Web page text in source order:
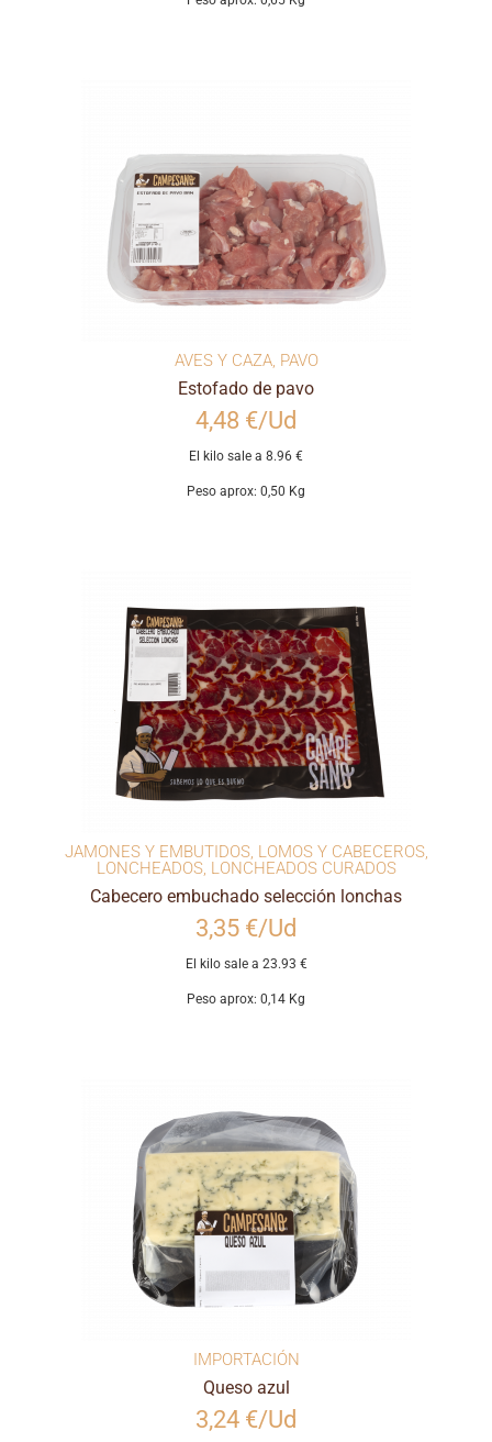
AVES Y CAZA, PAVO
Estofado de pavo
4,48 €/Ud
El kilo sale a 8.96 €
Peso aprox: 0,50 Kg
JAMONES Y EMBUTIDOS, LOMOS Y CABECEROS,
LONCHEADOS, LONCHEADOS CURADOS
Cabecero embuchado selección lonchas
3,35 €/Ud
El kilo sale a 23.93 €
Peso aprox: 0,14 Kg
IMPORTACIÓN
Queso azul
3,24 €/Ud